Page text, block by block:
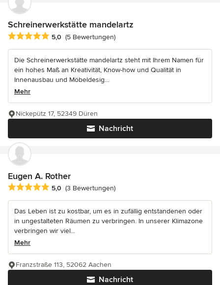
Schreinerwerkstätte mandelartz
Durchschnittliche Bewertung: 5 von 5 Sternen
5,0 (5 Bewertungen)
Die Schreinerwerkstätte mandelartz steht mit Ihrem Namen für
ein hohes Maß an Kreativität, Know-how und Qualität in
Innenausbau und Möbeldesig...
Mehr
Nachricht
Nickepütz 17, 52349 Düren
Eugen A. Rother
Durchschnittliche Bewertung: 5 von 5 Sternen
5,0 (3 Bewertungen)
Das Leben ist zu kostbar, um es in zufällig entstandenen oder
in ungestalteten Räumen zu verbringen. In unserer Klimazone
verbringen wir viel...
Mehr
Nachricht
Franzstraße 113, 52062 Aachen